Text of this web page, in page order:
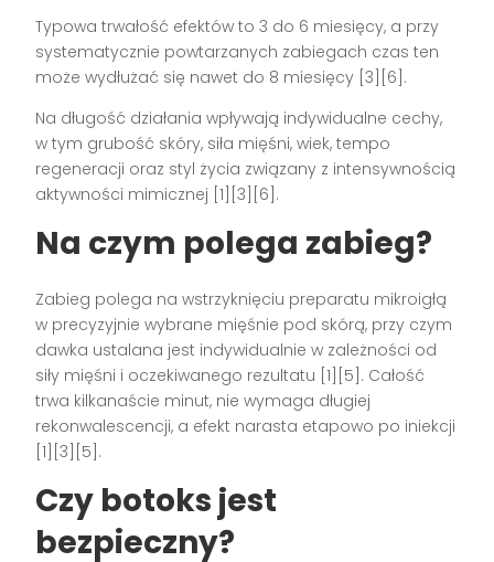
Typowa trwałość efektów to 3 do 6 miesięcy, a przy
systematycznie powtarzanych zabiegach czas ten
może wydłużać się nawet do 8 miesięcy [3][6].
Na długość działania wpływają indywidualne cechy,
w tym grubość skóry, siła mięśni, wiek, tempo
regeneracji oraz styl życia związany z intensywnością
aktywności mimicznej [1][3][6].
Na czym polega zabieg?
Zabieg polega na wstrzyknięciu preparatu mikroigłą
w precyzyjnie wybrane mięśnie pod skórą, przy czym
dawka ustalana jest indywidualnie w zależności od
siły mięśni i oczekiwanego rezultatu [1][5]. Całość
trwa kilkanaście minut, nie wymaga długiej
rekonwalescencji, a efekt narasta etapowo po iniekcji
[1][3][5].
Czy botoks jest
bezpieczny?